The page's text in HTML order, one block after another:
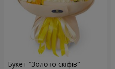
Букет "Золото скіфів"